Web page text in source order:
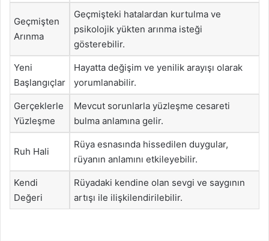
Geçmişten
Arınma
Geçmişteki hatalardan kurtulma ve
psikolojik yükten arınma isteği
gösterebilir.
Yeni
Başlangıçlar
Hayatta değişim ve yenilik arayışı olarak
yorumlanabilir.
Gerçeklerle
Yüzleşme
Mevcut sorunlarla yüzleşme cesareti
bulma anlamına gelir.
Ruh Hali
Rüya esnasında hissedilen duygular,
rüyanın anlamını etkileyebilir.
Kendi
Değeri
Rüyadaki kendine olan sevgi ve saygının
artışı ile ilişkilendirilebilir.